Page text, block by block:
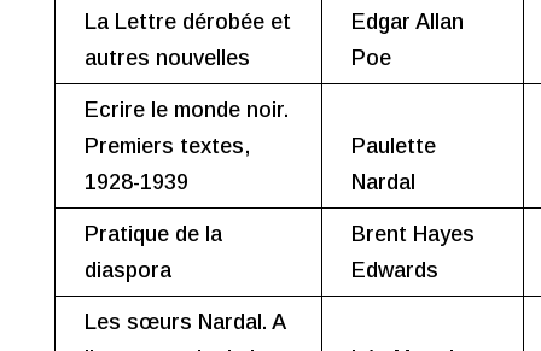
La Lettre dérobée et
autres nouvelles
Edgar Allan
Poe
Ecrire le monde noir.
Premiers textes,
1928-1939
Paulette
Nardal
Pratique de la
diaspora
Brent Hayes
Edwards
Les sœurs Nardal. A